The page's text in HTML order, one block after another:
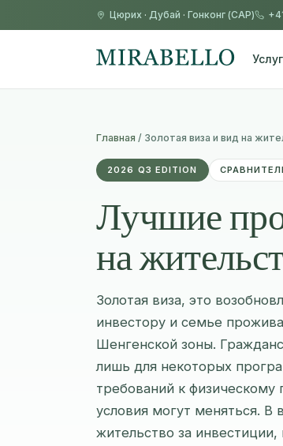
Цюрих · Дубай · Гонконг (САР)
Главная / Золотая виза и вид на
2026 Q3 EDITION
Лучшие
на
Золотая виза, это
инвестору и семье
Шенгенской зоны.
лишь для некоторых
требований к физическому
условия могут меняться. В
жительство за